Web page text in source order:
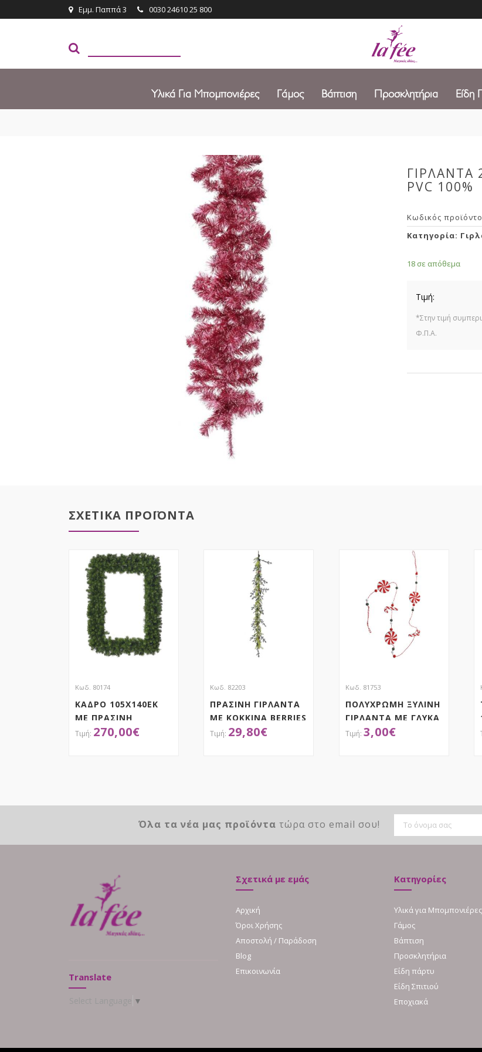
Εμμ. Παππά 3 0030 24610 25 800
Υλικά Για Μπομπονιέρες Γάμος Βάπτιση Προσκλητήρια Είδη
ΓΙΡΛΑΝΤΑ
PVC 100%
Κωδικός
Κατηγορία:
18 σε απόθεμα
ΣΧΕΤΙΚΑ ΠΡΟΪΟΝΤΑ
Κωδ. 80174
ΚΑΔΡΟ 105Χ140ΕΚ
ΜΕ ΠΡΑΣΙΝΗ
ΓΙΡΛΑΝΤΑ
270,00€
Κωδ. 82203
ΠΡΑΣΙΝΗ ΓΙΡΛΑΝΤΑ
ΜΕ ΚΟΚΚΙΝΑ BERRIES
200ΕΚ29,80€
Κωδ. 81753
ΠΟΛΥΧΡΩΜΗ ΞΥΛΙΝΗ
ΓΙΡΛΑΝΤΑ ΜΕ ΓΛΥΚΑ
100ΕΚ3,00€
Όλα τα νέα μας προϊόντα τώρα στο email σου!
Translate
▼
Σχετικά με εμάς
Αρχική
Όροι Χρήσης
Αποστολή / Παράδοση
Blog
Επικοινωνία
Κατηγορίες
Υλικά για Μπομπονιέρες
Γάμος
Βάπτιση
Προσκλητήρια
Είδη πάρτυ
Είδη Σπιτιού
Εποχιακά